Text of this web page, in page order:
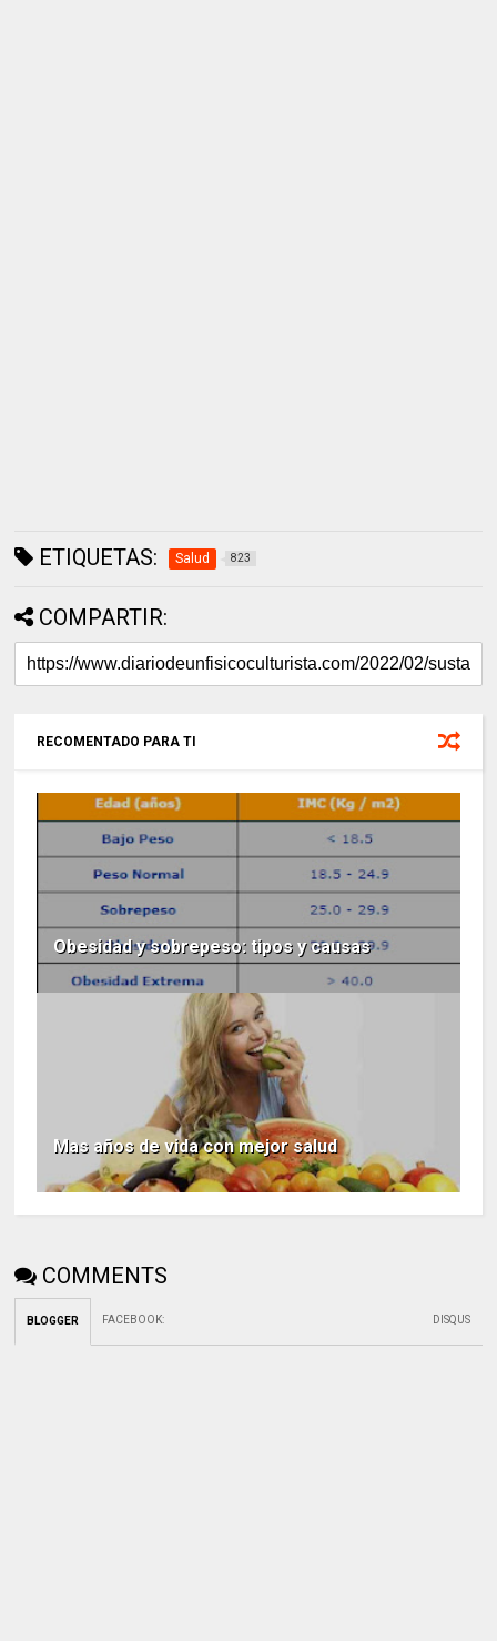
ETIQUETAS: Salud 823
COMPARTIR:
RECOMENTADO PARA TI
Obesidad y sobrepeso: tipos y causas
Mas años de vida con mejor salud
COMMENTS
BLOGGER FACEBOOK: DISQUS